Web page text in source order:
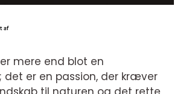
mere end blot en
det er en passion, der kræver